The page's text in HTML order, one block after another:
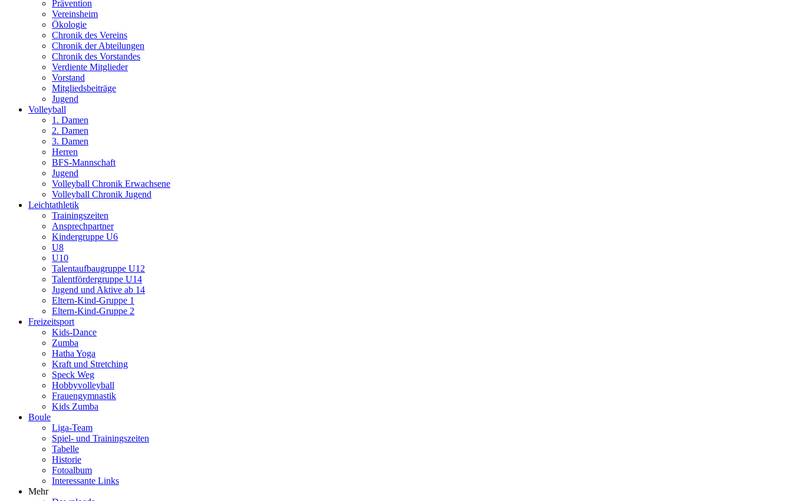
Prävention
Vereinsheim
Ökologie
Chronik des Vereins
Chronik der Abteilungen
Chronik des Vorstandes
Verdiente Mitglieder
Vorstand
Mitgliedsbeiträge
Jugend
Volleyball
1. Damen
2. Damen
3. Damen
Herren
BFS-Mannschaft
Jugend
Volleyball Chronik Erwachsene
Volleyball Chronik Jugend
Leichtathletik
Trainingszeiten
Ansprechpartner
Kindergruppe U6
U8
U10
Talentaufbaugruppe U12
Talentfördergruppe U14
Jugend und Aktive ab 14
Eltern-Kind-Gruppe 1
Eltern-Kind-Gruppe 2
Freizeitsport
Kids-Dance
Zumba
Hatha Yoga
Kraft und Stretching
Speck Weg
Hobbyvolleyball
Frauengymnastik
Kids Zumba
Boule
Liga-Team
Spiel- und Trainingszeiten
Tabelle
Historie
Fotoalbum
Interessante Links
Mehr